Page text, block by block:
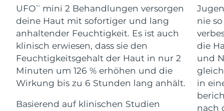
UFOTM
mini 2 Behandlungen versorgen
deine Haut mit sofortiger und lang
anhaltender Feuchtigkeit. Es ist auch
klinisch erwiesen, dass sie den
Feuchtigkeitsgehalt der Haut in nur 2
Minuten um 126 % erhöhen und die
Wirkung bis zu 6 Stunden lang anhält.
Basierend auf klinischen Studien
nie
die
und
in
nach
FOREO APP
ÜBER
Kasachstan Erwartete Lieferung 8/11/26
Kuwait Erwartete Lieferung 8/9/26
Lettland Erwartete Lieferung 8/9/26
8/10/26